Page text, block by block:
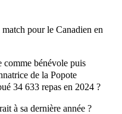
pour le Canadien en
comme bénévole puis
de la Popote
34 633 repas en 2024 ?
à sa dernière année ?